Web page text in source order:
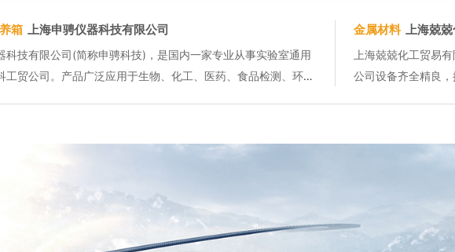
箱 上海申骋仪器科技有限公司
科技有限公司(简称申骋科技)，是国内一家专业从事实验室通用
工贸公司。产品广泛应用于生物、化工、医药、食品检测、环境
金属材料 上海兢
上海兢兢化工贸易
公司设备齐全精良